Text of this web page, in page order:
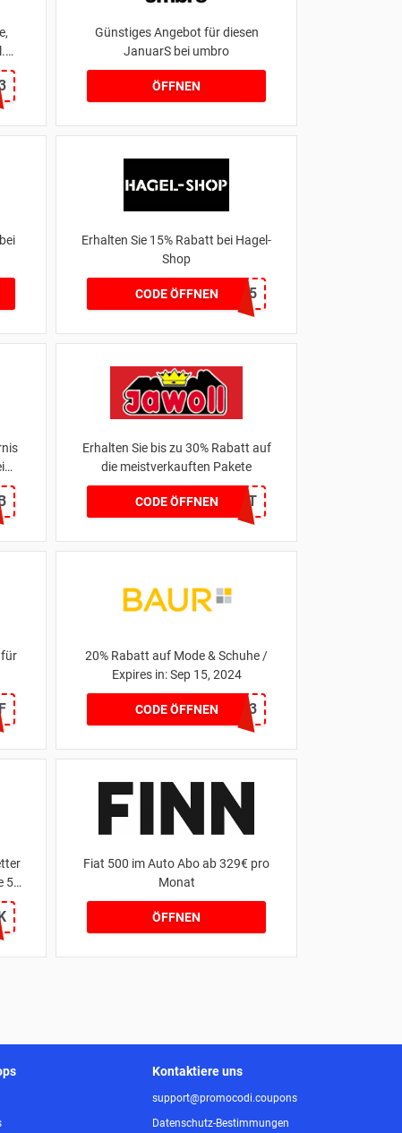
Günstiges Angebot für diesen
JanuarS bei umbro
ÖFFNEN
Erhalten Sie 15% Rabatt bei Hagel-
Shop
CODE ÖFFNENHAGEL15
Erhalten Sie bis zu 30% Rabatt auf
die meistverkauften Pakete
CODE ÖFFNEN
KEIN CODE BENÖTIGT
für
20% Rabatt auf Mode & Schuhe /
Expires in: Sep 15, 2024
CODE ÖFFNEN11173
5%
Fiat 500 im Auto Abo ab 329€ pro
Monat
ÖFFNEN
Kontaktiere uns
support@promocodi.coupons
Datenschutz-Bestimmungen